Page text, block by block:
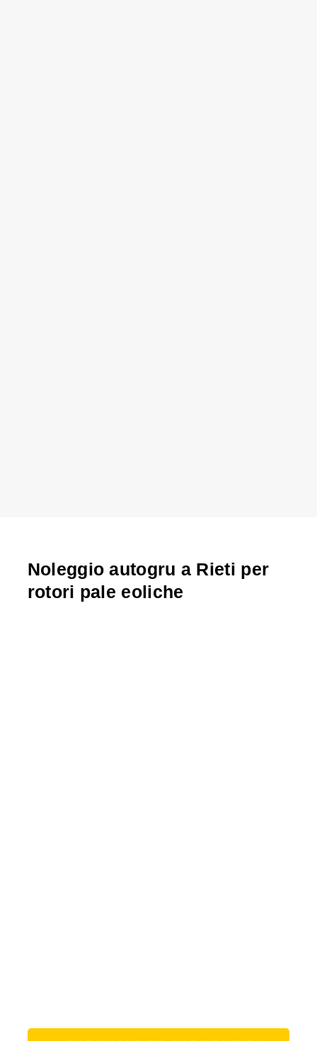
Noleggio autogru a Rieti per
rotori pale eoliche